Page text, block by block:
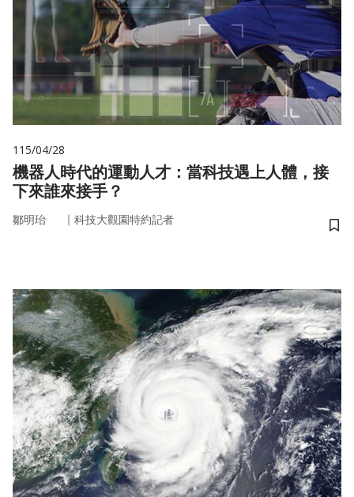
115/04/28
機器人時代的運動人才：當科技遇上人體，接
下來誰來接手？
鄒明珆 ｜ 科技大觀園特約記者
儲